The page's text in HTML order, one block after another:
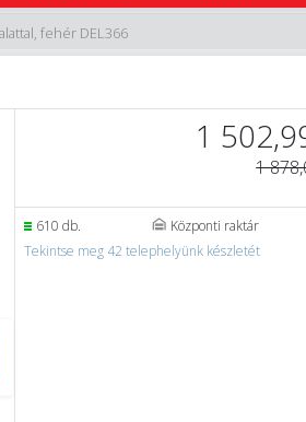
fehér DEL366
1
1
610 db. Központi raktár
Tekintse meg 42 telephelyünk készletét